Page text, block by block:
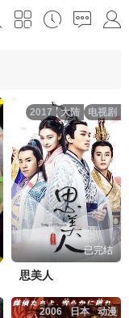
电视剧
大陆
2017
已完结
思美人
动漫
日本
2006